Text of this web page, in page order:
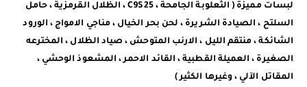
لبسات مميزة ( الثعلوبة الجامحة ، C9S25 ، الظلال القرمزية ، حامل
السلتح ، الصيادة الشريرة ، لحن بحر الخيال ، مناجي الامواج ، الورود
الشائكة ، منتقم الليل ، الارنب المتوحش ، صياد الظلال ، المخترعه
الصغيرة ، العميلة القطبية ، القائد الاحمر ، المشعوذ الوحشي ،
المقاتل الآلي ، وغيرها الكثير )